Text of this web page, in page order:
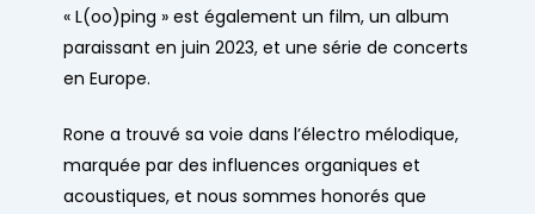
« L(oo)ping » est également un film, un album
paraissant en juin 2023, et une série de concerts
en Europe.
Rone a trouvé sa voie dans l’électro mélodique,
marquée par des influences organiques et
acoustiques, et nous sommes honorés que